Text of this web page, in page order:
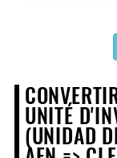
UNITÉ
(UNIDAD